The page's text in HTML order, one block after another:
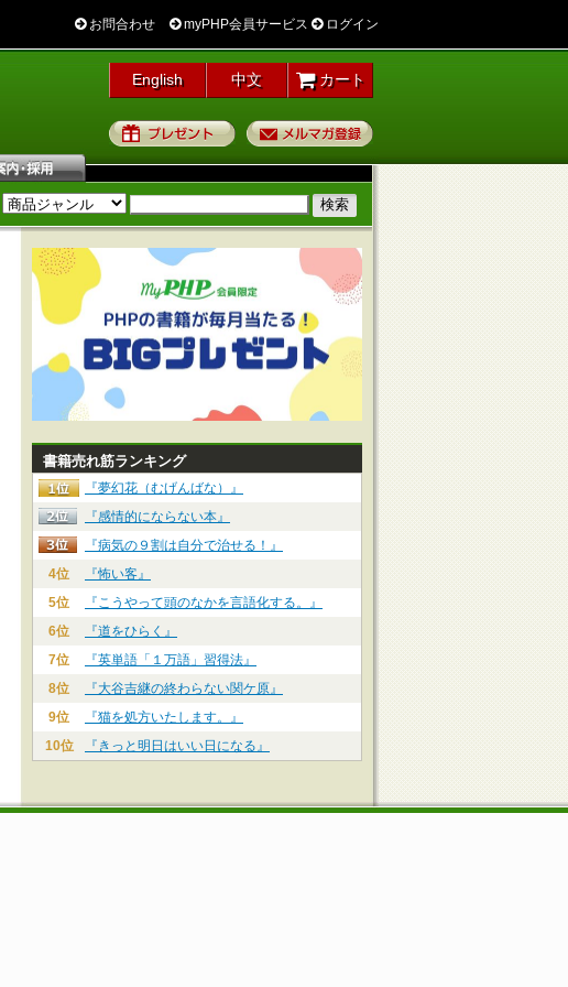
お問合わせ myPHP会員サービス ログイン
English 中文 カート
プレゼント
書籍売れ筋ランキング
『夢幻花（むげんばな）』
『感情的にならない本』
『病気の９割は自分で治せる！』
4位
『怖い客』
5位
『こうやって頭のなかを言語化する。』
6位
『道をひらく』
7位
『英単語「１万語」習得法』
8位
『大谷吉継の終わらない関ケ原』
9位
『猫を処方いたします。』
10位
『きっと明日はいい日になる』